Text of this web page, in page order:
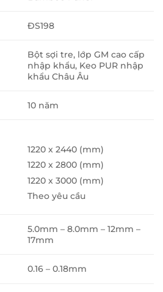
ĐS198
Bột sợi tre, lớp GM cao cấp
nhập khẩu, Keo PUR nhập
khẩu Châu Âu
10 năm
1220 x 2440 (mm)
1220 x 2800 (mm)
1220 x 3000 (mm)
Theo yêu cầu
5.0mm – 8.0mm – 12mm –
17mm
0.16 – 0.18mm